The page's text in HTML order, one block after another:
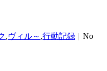
,ヴィル～ ,行動記録 | No